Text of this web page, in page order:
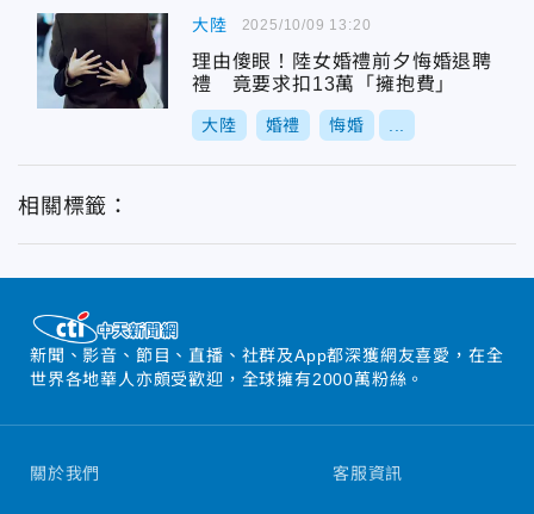
大陸
理由傻眼！陸女婚禮前夕悔婚退聘
禮 竟要求扣13萬「擁抱費」
大陸 婚禮 悔婚
2025/10/09 13:20
相關標籤：
新聞、影音、節目、直播、社群及App都深獲網友喜愛，在全
世界各地華人亦頗受歡迎，全球擁有2000萬粉絲。
關於我們 客服資訊